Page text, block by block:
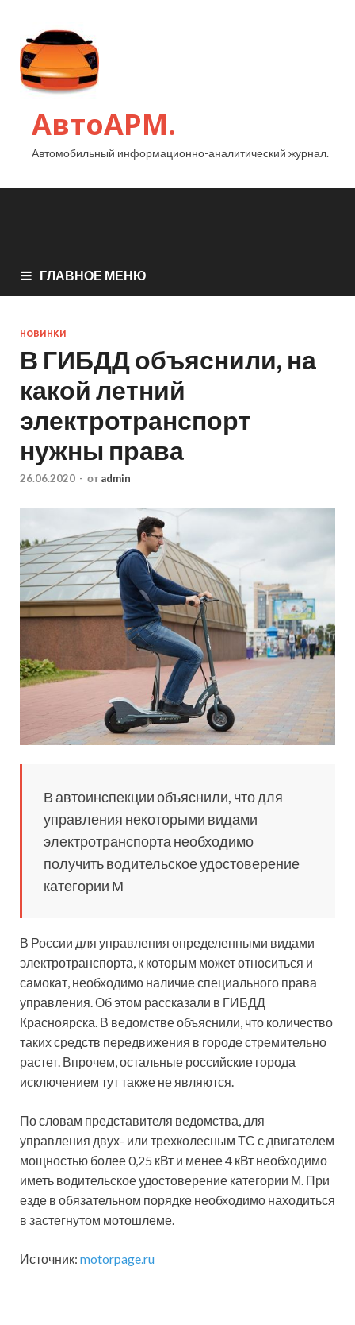
АвтоАРМ.
Автомобильный информационно-аналитический журнал.
ГЛАВНОЕ МЕНЮ
НОВИНКИ
В ГИБДД объяснили, на
какой летний
электротранспорт
нужны права
26.06.2020 - от admin
В автоинспекции объяснили, что для
управления некоторыми видами
электротранспорта необходимо
получить водительское удостоверение
категории М
В России для управления определенными видами
электротранспорта, к которым может относиться и
самокат, необходимо наличиеспециального права
управления. Об этом рассказали в ГИБДД
Красноярска. В ведомстве объяснили, что количество
таких средств передвижения в городе стремительно
растет. Впрочем, остальные российские города
исключением тут также не являются.
По словам представителя ведомства, для
управления двух- или трехколесным ТС с двигателем
мощностью более 0,25 кВт и менее 4 кВт необходимо
иметь водительское удостоверение категории М. При
езде в обязательном порядке необходимо находиться
в застегнутом мотошлеме.
Источник: motorpage.ru